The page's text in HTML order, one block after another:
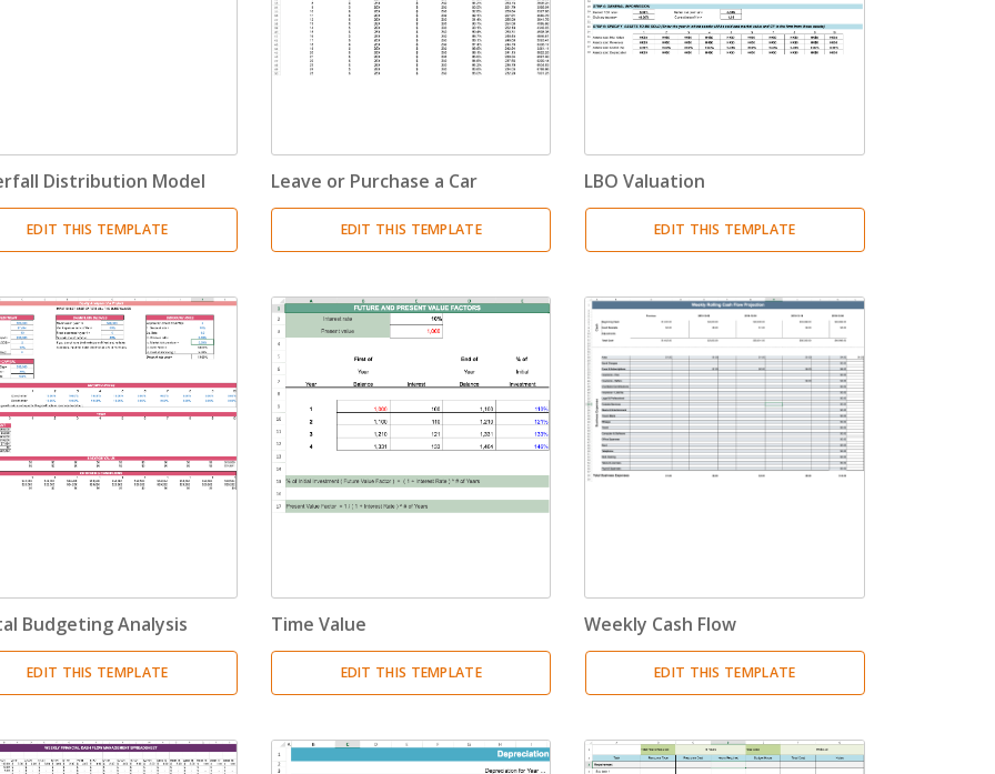
Decision Making (4)
Project Management (10)
Address Books (6)
Quality Management (7)
Inventories (8)
Distribution Model
EDIT THIS TEMPLATE
Leave or Purchase a Car
EDIT THIS TEMPLATE
LBO Valuation
EDIT THIS TEMPLATE
Budgeting Analysis
EDIT THIS TEMPLATE
Time Value
EDIT THIS TEMPLATE
Weekly Cash Flow
EDIT THIS TEMPLATE